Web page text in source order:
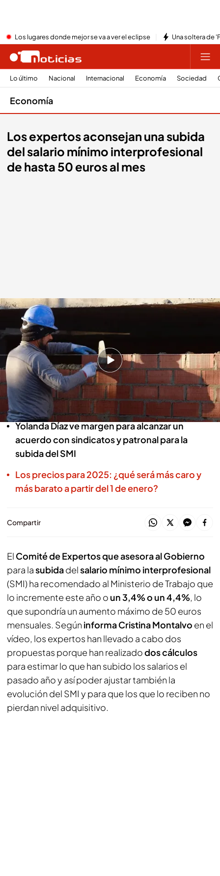
Los lugares donde mejor se va a ver el eclipse Una soltera de
Lo último Nacional Internacional Economía Sociedad
Economía
Los expertos aconsejan una subida
del salario mínimo interprofesional
de hasta 50 euros al mes
La subida del SMI que aconseja el Comité de Expertos
Redacción digital Noticias Cuatro Europa Press
09 ENE 2025 - 17:17h.
El Comité de Expertos que asesora al Gobierno
plante aumentar el salario mínimo un 3,4% o un
4,4%, lo que le llevaría como tope a los 1.184
euros
Yolanda Díaz ve margen para alcanzar un
acuerdo con sindicatos y patronal para la
subida del SMI
Los precios para 2025: ¿qué será más caro y
más barato a partir del 1 de enero?
Compartir
El Comité de Expertos que asesora al Gobierno
para lasubidadelsalario mínimo interprofesional
(SMI) ha recomendado al Ministerio de Trabajo que
lo incremente este año o un 3,4% o un 4,4%, lo
que supondría un aumento máximo de 50 euros
mensuales. Según informa Cristina Montalvo en el
vídeo, los expertos han llevado a cabo dos
propuestas porque han realizadodos cálculos
para estimar lo que han subido los salarios el
pasado año y así poder ajustar también la
evolución del SMI y para que los que lo reciben no
pierdan nivel adquisitivo.